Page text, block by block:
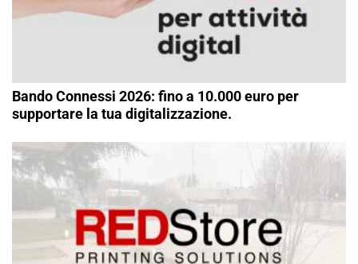
Bando Connessi 2026: fino a 10.000 euro per
supportare la tua digitalizzazione.